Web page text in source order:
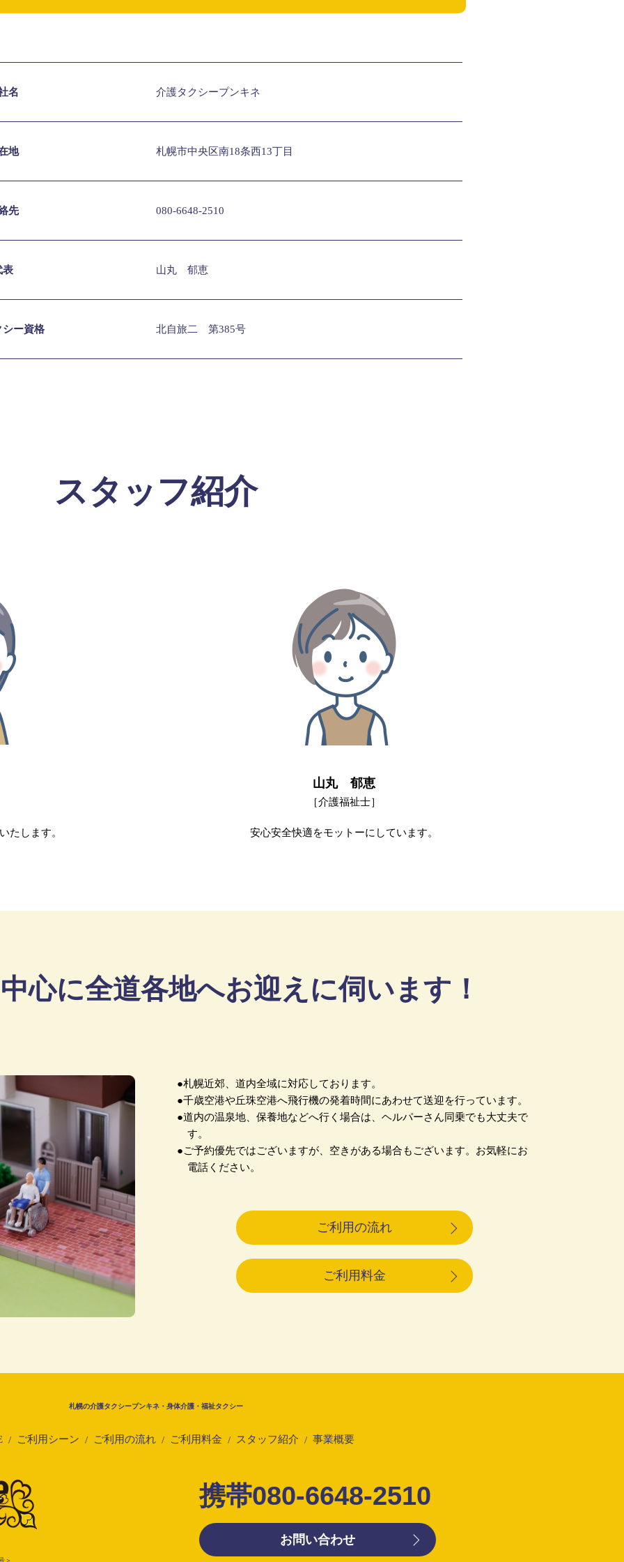
名 介護タクシープンキネ
地 札幌市中央区南18条西13丁目
先 080-6648-2510
表 山丸 郁恵
シー資格 北自旅二 第385号
スタッフ紹介
たします。
山丸 郁恵
［介護福祉士］
安心安全快適をモットーにしています。
心に全道各地へお迎えに伺います！
●札幌近郊、道内全域に対応しております。
●千歳空港や丘珠空港へ飛行機の発着時間にあわせて送迎を行っています。
●道内の温泉地、保養地などへ行く場合は、ヘルパーさん同乗でも大丈夫で
す。
●ご予約優先ではございますが、空きがある場合もございます。お気軽にお
電話ください。
ご利用の流れ
ご利用料金
札幌の介護タクシープンキネ・身体介護・福祉タクシー
ご利用シーン ご利用の流れ ご利用料金 スタッフ紹介 事業概要
＞
携帯080-6648-2510
お問い合わせ